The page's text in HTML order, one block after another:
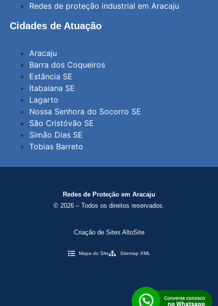
Redes de proteção industrial em Aracaju
Cidades de Atuação
Aracaju
Barra dos Coqueiros
Estância SE
Itabaiana SE
Lagarto
Nossa Senhora do Socorro SE
São Cristóvão SE
Simão Dias SE
Tobias Barreto
Redes de Proteção em Aracaju
© 2026 – Todos os direitos reservados.
Criação de Sites AltoSite
Mapa do Site Sitemap XML